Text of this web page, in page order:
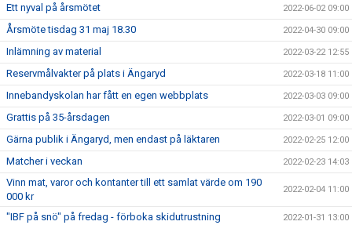
Ett nyval på årsmötet 2022-06-02 09:00
Årsmöte tisdag 31 maj 18.30 2022-04-30 09:00
Inlämning av material 2022-03-22 12:55
Reservmålvakter på plats i Ängaryd 2022-03-18 11:00
Innebandyskolan har fått en egen webbplats 2022-03-03 09:00
Grattis på 35-årsdagen 2022-03-01 09:00
Gärna publik i Ängaryd, men endast på läktaren 2022-02-25 12:00
Matcher i veckan 2022-02-23 14:03
Vinn mat, varor och kontanter till ett samlat värde om 190
000 kr
2022-02-04 11:00
"IBF på snö" på fredag - förboka skidutrustning 2022-01-31 13:00